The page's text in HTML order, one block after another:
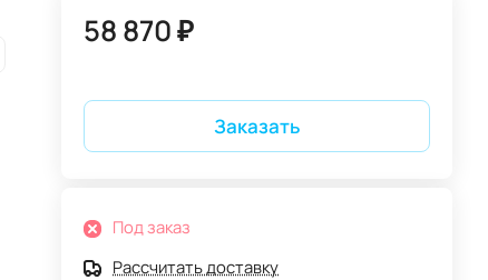
58 870 ₽
Заказать
Под заказ
Рассчитать доставку